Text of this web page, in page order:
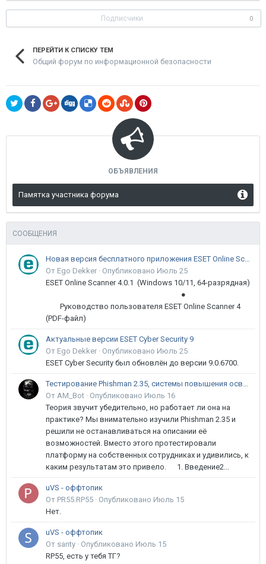
Подписчики 0
ПЕРЕЙТИ К СПИСКУ ТЕМ
Общий форум по информационной безопасности
ОБЪЯВЛЕНИЯ
Памятка участника форума
СООБЩЕНИЯ
Новая версия бесплатного приложения ESET Online Scanner доступна пользователям
От Ego Dekker · Опубликовано Июль 25
ESET Online Scanner 4.0.1 (Windows 10/11, 64-разрядная)
●
Руководство пользователя ESET Online Scanner 4
(PDF-файл)
Актуальные версии ESET Cyber Security 9
От Ego Dekker · Опубликовано Июль 25
ESET Cyber Security был обновлён до версии 9.0.6700.
Тестирование Phishman 2.35, системы повышения осведомлённости пользователей в сфере ИБ
От AM_Bot · Опубликовано Июль 16
Теория звучит убедительно, но работает ли она на
практике? Мы внимательно изучили Phishman 2.35 и
решили не останавливаться на описании её
возможностей. Вместо этого протестировали
платформу на собственных сотрудниках и удивились, к
каким результатам это привело. 1. Введение2...
uVS - оффтопик
От PR55.RP55 · Опубликовано Июль 15
Нет.
uVS - оффтопик
От santy · Опубликовано Июль 15
RP55, есть у тебя ТГ?